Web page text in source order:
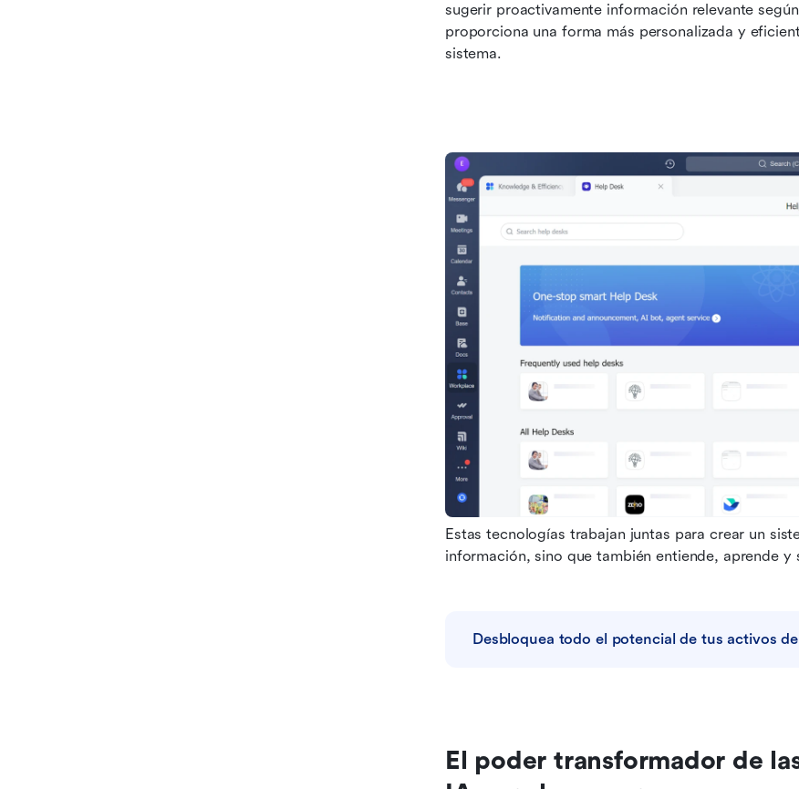
sugerir proactivamente información relevante
proporciona una forma más personalizada y
sistema.
Estas tecnologías trabajan juntas para crear un
información, sino que también entiende, aprende y
Desbloquea todo el potencial de tus activos
El poder transformador de